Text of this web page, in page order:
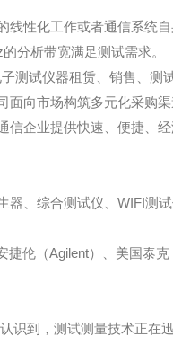
性化工作或者通信系统
分析带宽满足测试需求。
测试仪器租赁、销售、测
向市场构筑多元化采购
企业提供快速、便捷、
、综合测试仪、WIFI测
伦（Agilent）、美国泰
识到，测试测量技术正在